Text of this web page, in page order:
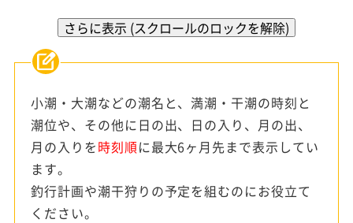
さらに表示 (スクロールのロックを解除)
小潮・大潮などの潮名と、満潮・干潮の時刻と
潮位や、その他に日の出、日の入り、月の出、
月の入りを時刻順に最大6ヶ月先まで表示してい
ます。
釣行計画や潮干狩りの予定を組むのにお役立て
ください。